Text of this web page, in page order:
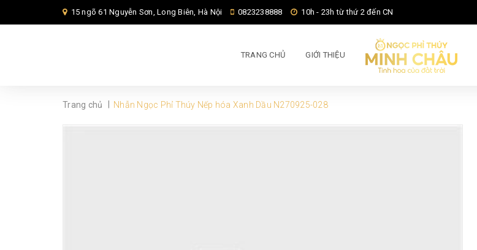
15 ngõ 61 Nguyễn Sơn, Long Biên, Hà Nội 0823238888 10h - 23h từ thứ 2 đến CN
TRANG CHỦ GIỚI THIỆU
Trang chủ Nhẫn Ngọc Phỉ Thúy Nếp hóa Xanh Dầu N270925-028